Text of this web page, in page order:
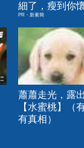
細了，瘦到你
人生
PR・新素簡
蕭蕭走光，露
【水蜜桃】（
有真相）